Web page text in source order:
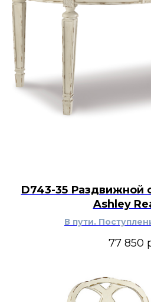
D743-35 Раздвижной
Ashley
В пути.
77 850